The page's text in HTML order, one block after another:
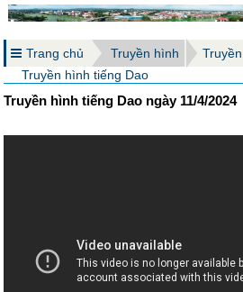
Trang chủ Truyền hình
Truyền hình tiếng Dao
Truyền hình tiếng Dao ngày 11/4/2024